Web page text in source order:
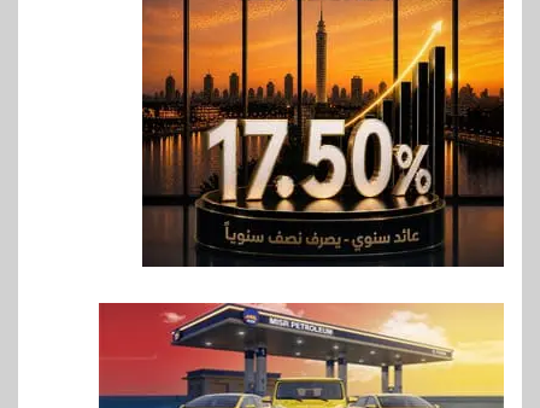
6
اقتصاد
رئيس مجلس القضاء الأعلى يوقّع
بروتوكول تعاون مع البريد لتقديم
خدمة الإعلان الإلكتروني المسجل